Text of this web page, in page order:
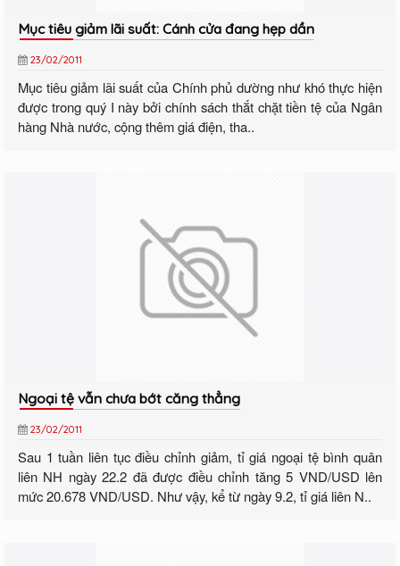
Mục tiêu giảm lãi suất: Cánh cửa đang hẹp dần
23/02/2011
Mục tiêu giảm lãi suất của Chính phủ dường như khó thực hiện
được trong quý I này bởi chính sách thắt chặt tiền tệ của Ngân
hàng Nhà nước, cộng thêm giá điện, tha..
Ngoại tệ vẫn chưa bớt căng thẳng
23/02/2011
Sau 1 tuần liên tục điều chỉnh giảm, tỉ giá ngoại tệ bình quân
liên NH ngày 22.2 đã được điều chỉnh tăng 5 VND/USD lên
mức 20.678 VND/USD. Như vậy, kể từ ngày 9.2, tỉ giá liên N..